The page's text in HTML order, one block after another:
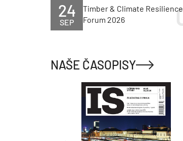
SEP
24
Timber & Climate Resilience
Forum 2026
NAŠE ČASOPISY